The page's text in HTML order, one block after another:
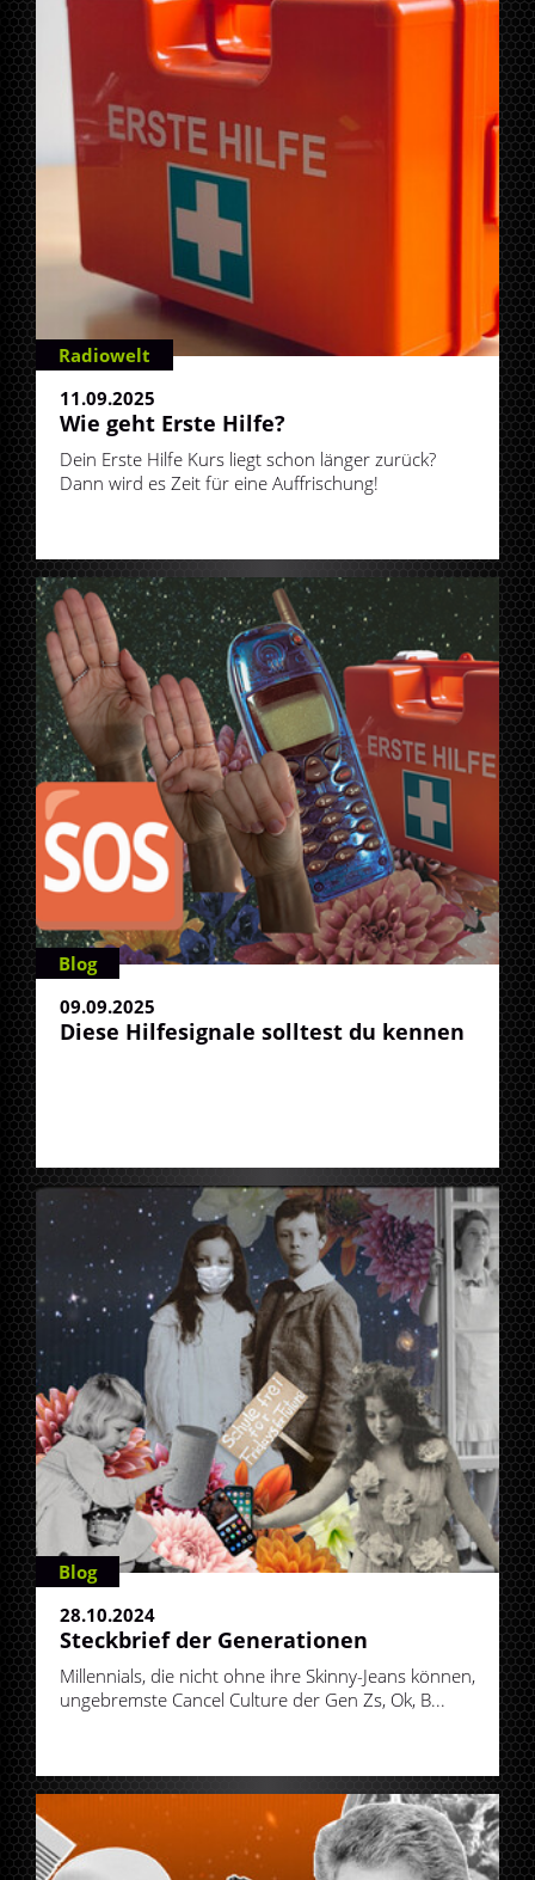
Radiowelt
11.09.2025
Wie geht Erste Hilfe?
Dein Erste Hilfe Kurs liegt schon länger zurück?
Dann wird es Zeit für eine Auffrischung!
Blog
09.09.2025
Diese Hilfesignale solltest du kennen
Blog
28.10.2024
Steckbrief der Generationen
Millennials, die nicht ohne ihre Skinny-Jeans können,
ungebremste Cancel Culture der Gen Zs, Ok, B...